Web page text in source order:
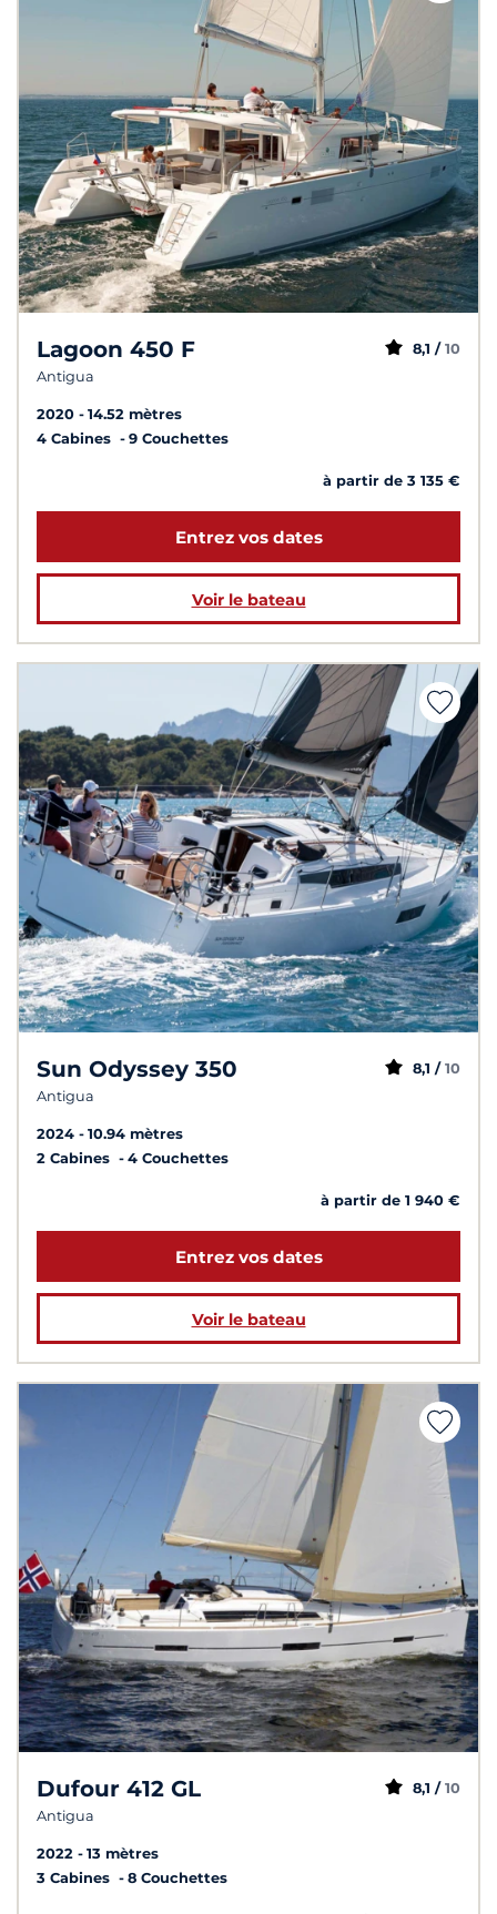
Lagoon 450 F
Antigua
8,1 / 10
2020
14.52 mètres
4 Cabines
9 Couchettes
à partir de 3 135 €
Entrez vos dates
Voir le bateau
Sun Odyssey 350
Antigua
8,1 / 10
2024
10.94 mètres
2 Cabines
4 Couchettes
à partir de 1 940 €
Entrez vos dates
Voir le bateau
Dufour 412 GL
Antigua
8,1 / 10
2022
13 mètres
3 Cabines
8 Couchettes